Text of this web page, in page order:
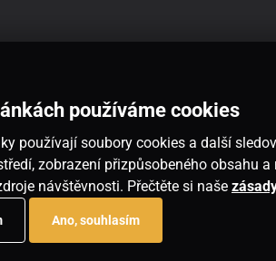
používáme cookies
používají soubory cookies a další
zobrazení přizpůsobeného obsahu
návštěvnosti. Přečtěte si naše
Ano, souhlasím